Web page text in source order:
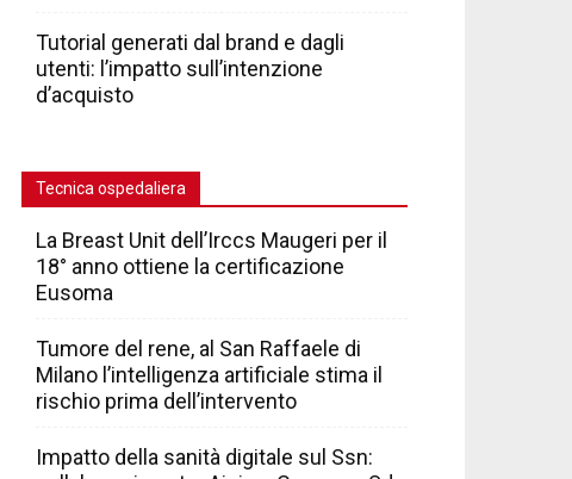
Tutorial generati dal brand e dagli
utenti: l’impatto sull’intenzione
d’acquisto
Tecnica ospedaliera
La Breast Unit dell’Irccs Maugeri per il
18° anno ottiene la certificazione
Eusoma
Tumore del rene, al San Raffaele di
Milano l’intelligenza artificiale stima il
rischio prima dell’intervento
Impatto della sanità digitale sul Ssn: